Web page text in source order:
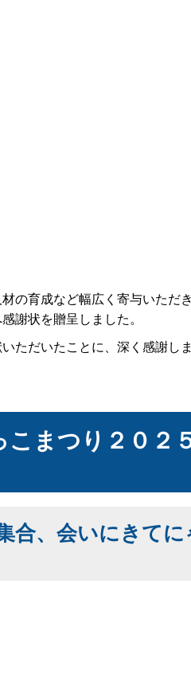
の育成など幅広く寄与いただ
謝状を贈呈しました。
ただいたことに、深く感謝し
まつり２０２
合、会いにきてに